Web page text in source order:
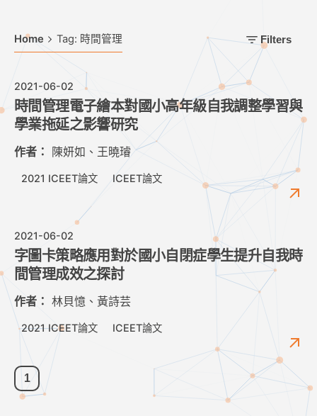
Home Tag: 時間管理 Filters
2021-06-02
時間管理電子繪本對國小高年級自我調整學習與
學業拖延之影響研究
作者： 陳妍如、王曉璿
2021 ICEET論文 ICEET論文
2021-06-02
字圖卡策略應用對於國小自閉症學生提升自我時
間管理成效之探討
作者： 林貝憶、黃詩芸
2021 ICEET論文 ICEET論文
1